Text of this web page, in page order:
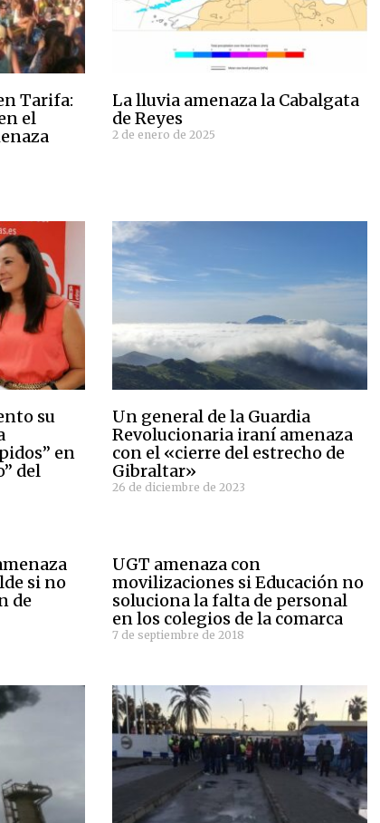
Tarifa:
el
La lluvia amenaza la Cabalgata
de Reyes
2 de enero de 2025
su
en
del
Un general de la Guardia
Revolucionaria iraní amenaza
con el «cierre del estrecho de
Gibraltar»
26 de diciembre de 2023
si no
de
UGT amenaza con
movilizaciones si Educación no
soluciona la falta de personal
en los colegios de la comarca
7 de septiembre de 2018